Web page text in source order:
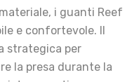
i guanti Reef
e confortevole. Il
strategica per
la presa durante la